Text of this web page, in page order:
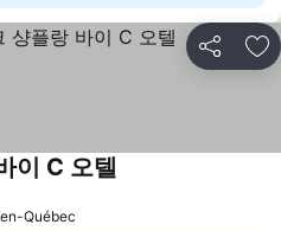
공유 즐
이 C 오텔
Québec